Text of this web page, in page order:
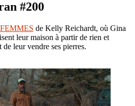
#200
de Kelly Reichardt, où Gina
leur maison à partir de rien et
leur vendre ses pierres.